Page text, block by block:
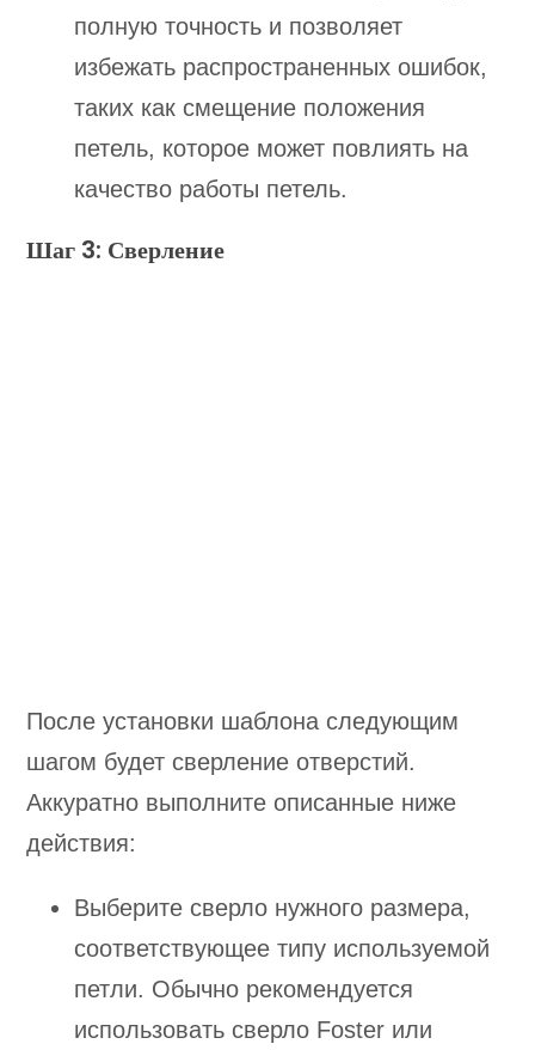
полную точность и позволяет
избежать распространенных ошибок,
таких как смещение положения
петель, которое может повлиять на
качество работы петель.
Шаг 3: Сверление
После установки шаблона следующим
шагом будет сверление отверстий.
Аккуратно выполните описанные ниже
действия:
Выберите сверло нужного размера,
соответствующее типу используемой
петли. Обычно рекомендуется
использовать сверло Foster или